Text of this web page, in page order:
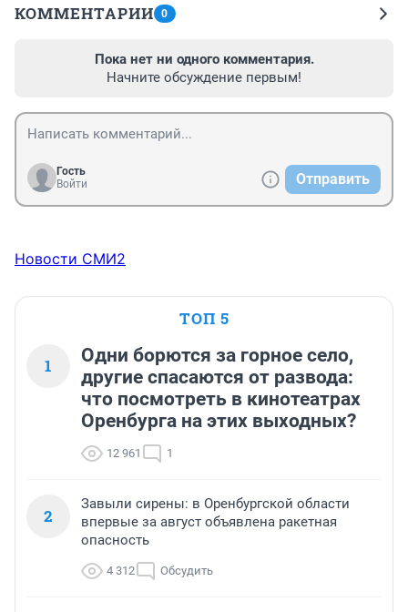
КОММЕНТАРИИ 0
Пока нет ни одного комментария.
Начните обсуждение первым!
Гость
Войти
Отправить
Новости СМИ2
ТОП 5
1
Одни борются за горное село,
другие спасаются от развода:
что посмотреть в кинотеатрах
Оренбурга на этих выходных?
12 961 1
2
Завыли сирены: в Оренбургской области
впервые за август объявлена ракетная
опасность
4 312 Обсудить